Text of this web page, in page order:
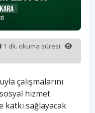
1 dk. okuma süresi
çalışmalarını
hizmet
katkı sağlayacak